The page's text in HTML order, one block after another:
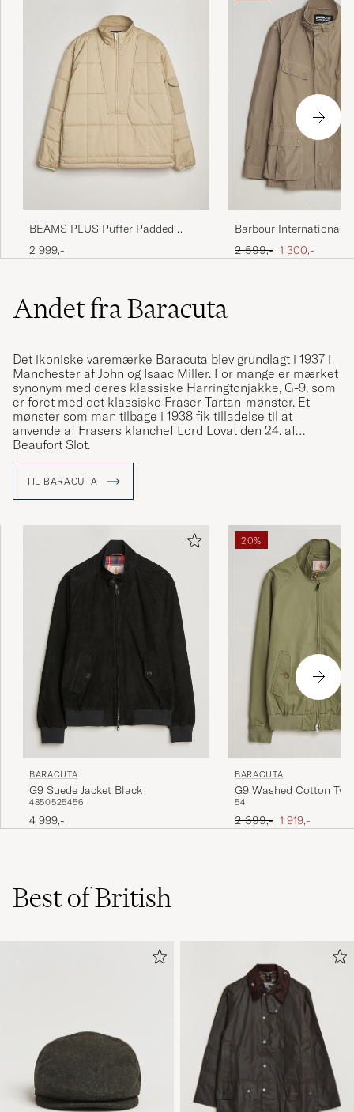
BEAMS PLUS Puffer Padded
Jacket Beige
2 999,-
Barbour International
dyed Casual Duke
Timberwolf
Ordinary pris
2 599,- Nedsat pris
1 300,-
Andet fra Baracuta
Det ikoniske varemærke Baracuta blev grundlagt i 1937 i
Manchester af John og Isaac Miller. For mange er mærket
synonym med deres klassiske Harringtonjakke, G-9, som
er foret med det klassiske Fraser Tartan-mønster. Et
mønster som man tilbage i 1938 fik tilladelse til at
anvende af Frasers klanchef Lord Lovat den 24. af
Beaufort Slot.
TIL BARACUTA
BARACUTA
G9 Suede Jacket Black
4850525456
4 999,-
20%
BARACUTA
G9 Washed Cotton
Lichen Green
54
Ordinary pris
2 399,- Nedsat pris
1 919,-
Best of British